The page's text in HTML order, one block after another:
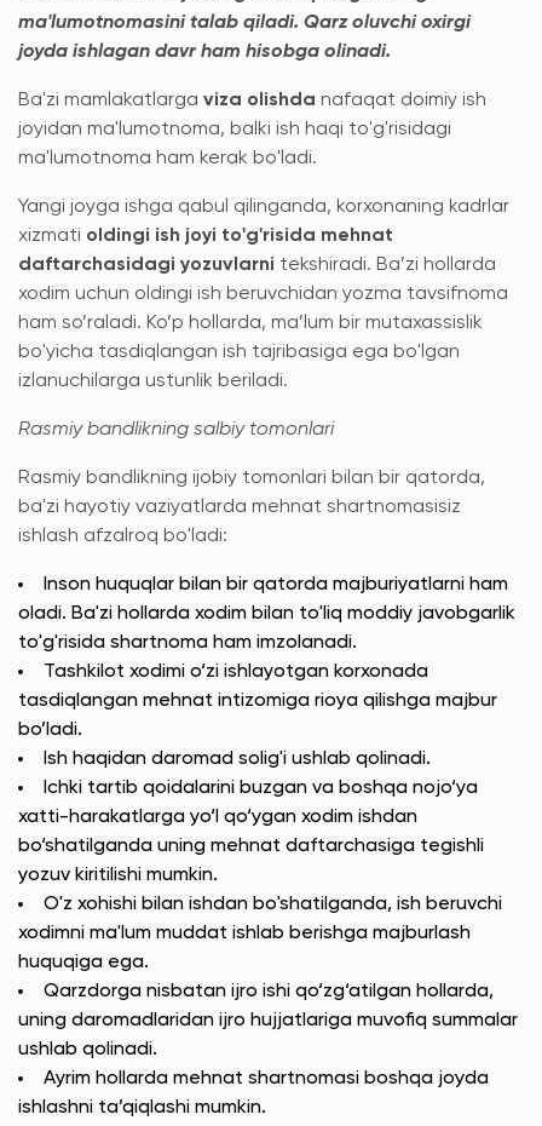
ma'lumotnomasini talab qiladi. Qarz oluvchi oxirgi
joyda ishlagan davr ham hisobga olinadi.
Ba'zi mamlakatlarga viza olishda nafaqat doimiy ish
joyidan ma'lumotnoma, balki ish haqi to'g'risidagi
ma'lumotnoma ham kerak bo'ladi.
Yangi joyga ishga qabul qilinganda, korxonaning kadrlar
xizmati oldingi ish joyi to'g'risida mehnat
daftarchasidagi yozuvlarni tekshiradi. Ba’zi hollarda
xodim uchun oldingi ish beruvchidan yozma tavsifnoma
ham so’raladi. Ko’p hollarda, ma’lum bir mutaxassislik
bo'yicha tasdiqlangan ish tajribasiga ega bo'lgan
izlanuchilarga ustunlik beriladi.
Rasmiy bandlikning salbiy tomonlari
Rasmiy bandlikning ijobiy tomonlari bilan bir qatorda,
ba'zi hayotiy vaziyatlarda mehnat shartnomasisiz
ishlash afzalroq bo'ladi:
Inson huquqlar bilan bir qatorda majburiyatlarni ham
oladi. Ba'zi hollarda xodim bilan to'liq moddiy javobgarlik
to'g'risida shartnoma ham imzolanadi.
Tashkilot xodimi o‘zi ishlayotgan korxonada
tasdiqlangan mehnat intizomiga rioya qilishga majbur
bo’ladi.
Ish haqidan daromad solig'i ushlab qolinadi.
Ichki tartib qoidalarini buzgan va boshqa nojo‘ya
xatti-harakatlarga yo‘l qo‘ygan xodim ishdan
bo‘shatilganda uning mehnat daftarchasiga tegishli
yozuv kiritilishi mumkin.
O'z xohishi bilan ishdan bo'shatilganda, ish beruvchi
xodimni ma'lum muddat ishlab berishga majburlash
huquqiga ega.
Qarzdorga nisbatan ijro ishi qo‘zg‘atilgan hollarda,
uning daromadlaridan ijro hujjatlariga muvofiq summalar
ushlab qolinadi.
Ayrim hollarda mehnat shartnomasi boshqa joyda
ishlashni ta’qiqlashi mumkin.